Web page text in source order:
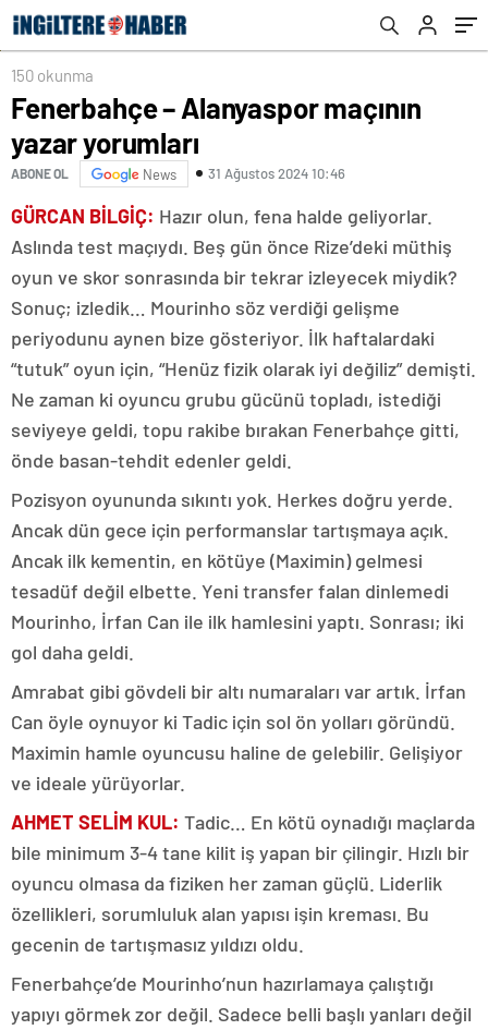
150 okunma
Fenerbahçe – Alanyaspor maçının
yazar yorumları
ABONE OL News 31 Ağustos 2024 10:46
GÜRCAN BİLGİÇ: Hazır olun, fena halde geliyorlar.
Aslında test maçıydı. Beş gün önce Rize’deki müthiş
oyun ve skor sonrasında bir tekrar izleyecek miydik?
Sonuç; izledik… Mourinho söz verdiği gelişme
periyodunu aynen bize gösteriyor. İlk haftalardaki
“tutuk” oyun için, “Henüz fizik olarak iyi değiliz” demişti.
Ne zaman ki oyuncu grubu gücünü topladı, istediği
seviyeye geldi, topu rakibe bırakan Fenerbahçe gitti,
önde basan-tehdit edenler geldi.
Pozisyon oyununda sıkıntı yok. Herkes doğru yerde.
Ancak dün gece için performanslar tartışmaya açık.
Ancak ilk kementin, en kötüye (Maximin) gelmesi
tesadüf değil elbette. Yeni transfer falan dinlemedi
Mourinho, İrfan Can ile ilk hamlesini yaptı. Sonrası; iki
gol daha geldi.
Amrabat gibi gövdeli bir altı numaraları var artık. İrfan
Can öyle oynuyor ki Tadic için sol ön yolları göründü.
Maximin hamle oyuncusu haline de gelebilir. Gelişiyor
ve ideale yürüyorlar.
AHMET SELİM KUL: Tadic… En kötü oynadığı maçlarda
bile minimum 3-4 tane kilit iş yapan bir çilingir. Hızlı bir
oyuncu olmasa da fiziken her zaman güçlü. Liderlik
özellikleri, sorumluluk alan yapısı işin kreması. Bu
gecenin de tartışmasız yıldızı oldu.
Fenerbahçe’de Mourinho’nun hazırlamaya çalıştığı
yapıyı görmek zor değil. Sadece belli başlı yanları değil